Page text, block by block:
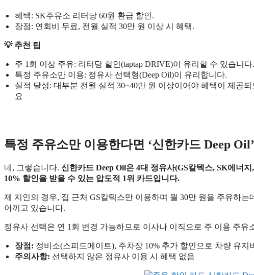
혜택: SK주유소 리터당 60원 환급 할인.
장점: 연회비 무료, 전월 실적 30만 원 이상 시 혜택.
💡추천 팁
주 1회 이상 주유: 리터당 할인(taptap DRIVE)이 유리할 수 있습니다.
특정 주유소만 이용: 정유사 선택형(Deep Oil)이 유리합니다.
실적 달성: 대부분 전월 실적 30~40만 원 이상이어야 혜택이 제공
요
특정 주유소만 이용한다면 ‘신한카드 Deep
네, 그렇습니다. 신한카드 Deep Oil은 4대 정유사(GS칼텍스, SK에너
10% 할인을 받을 수 있는 압도적 1위 카드입니다.
제 지인의 경우, 집 근처 GS칼텍스만 이용하며 월 30만 원을 주유하는
아끼고 있습니다.
정유사 선택은 연 1회 변경 가능하므로 이사나 이직으로 주 이용 주
장점: 정비소(스피드메이트), 주차장 10% 추가 할인으로 차량 유지
주의사항: 선택하지 않은 정유사 이용 시 혜택 없음